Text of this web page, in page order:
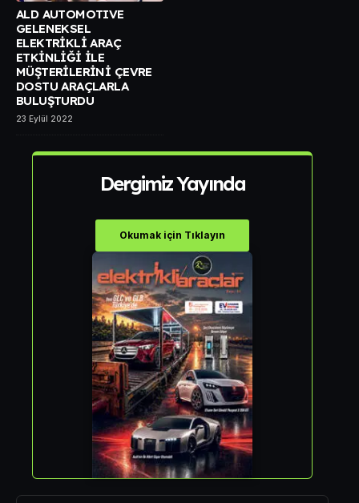
ALD AUTOMOTIVE
GELENEKSEL
ELEKTRİKLİ ARAÇ
ETKİNLİĞİ İLE
MÜŞTERİLERİNİ ÇEVRE
DOSTU ARAÇLARLA
BULUŞTURDU
23 Eylül 2022
Dergimiz Yayında
Okumak için Tıklayın